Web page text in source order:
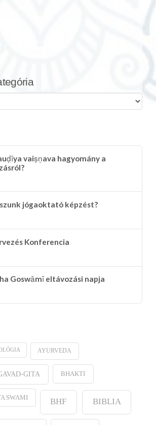
vaiṣṇava hagyomány a
jógaoktató képzést?
Konferencia
Goswāmī eltávozási napja
AYURVEDA
GITA BHAKTI
SWAMI BHF BIBLIA